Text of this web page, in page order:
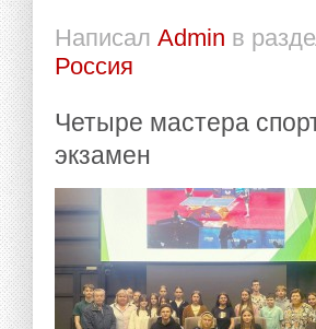
Написал Admin в
Россия
Четыре мастера
экзамен